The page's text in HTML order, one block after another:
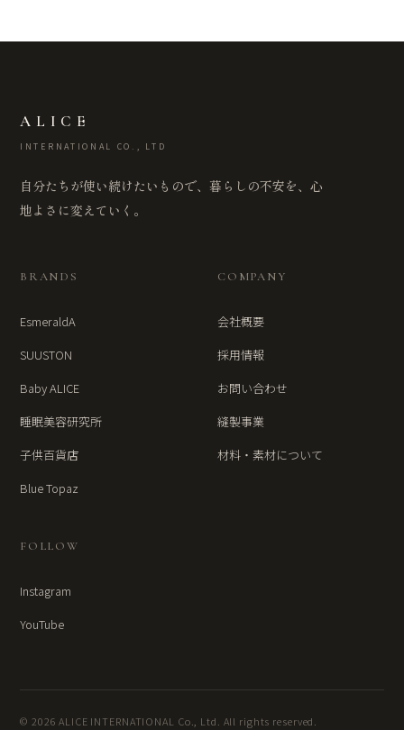
ALICE
INTERNATIONAL CO., LTD
自分たちが使い続けたいもので、暮らしの不安を、心
地よさに変えていく。
BRANDS
EsmeraldA
SUUSTON
Baby ALICE
睡眠美容研究所
子供百貨店
Blue Topaz
COMPANY
会社概要
採用情報
お問い合わせ
縫製事業
材料・素材について
FOLLOW
Instagram
YouTube
© 2026 ALICE INTERNATIONAL Co., Ltd. All rights reserved.